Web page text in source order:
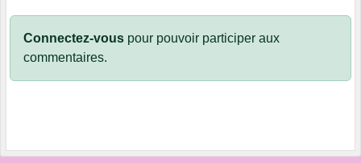
Connectez-vous pour pouvoir participer aux
commentaires.